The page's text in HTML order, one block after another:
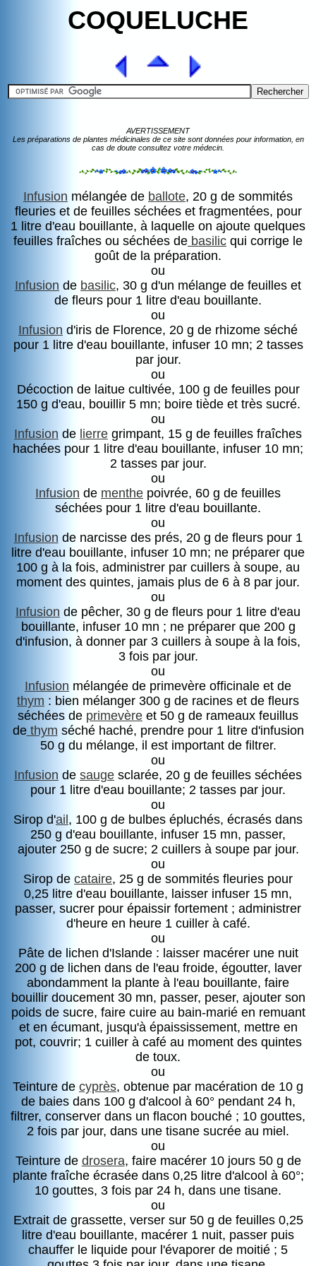
COQUELUCHE
AVERTISSEMENT
Les préparations de plantes médicinales de ce site sont données pour information, en
cas de doute consultez votre médecin.
Infusion mélangée de ballote, 20 g de sommités
fleuries et de feuilles séchées et fragmentées, pour
1 litre d'eau bouillante, à laquelle on ajoute quelques
feuilles fraîches ou séchées de basilic qui corrige le
goût de la préparation.
ou
Infusion de basilic, 30 g d'un mélange de feuilles et
de fleurs pour 1 litre d'eau bouillante.
ou
Infusion d'iris de Florence, 20 g de rhizome séché
pour 1 litre d'eau bouillante, infuser 10 mn; 2 tasses
par jour.
ou
Décoction de laitue cultivée, 100 g de feuilles pour
150 g d'eau, bouillir 5 mn; boire tiède et très sucré.
ou
Infusion de lierre grimpant, 15 g de feuilles fraîches
hachées pour 1 litre d'eau bouillante, infuser 10 mn;
2 tasses par jour.
ou
Infusion de menthe poivrée, 60 g de feuilles
séchées pour 1 litre d'eau bouillante.
ou
Infusion de narcisse des prés, 20 g de fleurs pour 1
litre d'eau bouillante, infuser 10 mn; ne préparer que
100 g à la fois, administrer par cuillers à soupe, au
moment des quintes, jamais plus de 6 à 8 par jour.
ou
Infusion de pêcher, 30 g de fleurs pour 1 litre d'eau
bouillante, infuser 10 mn ; ne préparer que 200 g
d'infusion, à donner par 3 cuillers à soupe à la fois,
3 fois par jour.
ou
Infusion mélangée de primevère officinale et de
thym : bien mélanger 300 g de racines et de fleurs
séchées de primevère et 50 g de rameaux feuillus
dethym séché haché, prendre pour 1 litre d'infusion
50 g du mélange, il est important de filtrer.
ou
Infusion de sauge sclarée, 20 g de feuilles séchées
pour 1 litre d'eau bouillante; 2 tasses par jour.
ou
Sirop d'ail , 100 g de bulbes épluchés, écrasés dans
250 g d'eau bouillante, infuser 15 mn, passer,
ajouter 250 g de sucre; 2 cuillers à soupe par jour.
ou
Sirop de cataire, 25 g de sommités fleuries pour
0,25 litre d'eau bouillante, laisser infuser 15 mn,
passer, sucrer pour épaissir fortement ; administrer
d'heure en heure 1 cuiller à café.
ou
Pâte de lichen d'Islande : laisser macérer une nuit
200 g de lichen dans de l'eau froide, égoutter, laver
abondamment la plante à l'eau bouillante, faire
bouillir doucement 30 mn, passer, peser, ajouter son
poids de sucre, faire cuire au bain-marié en remuant
et en écumant, jusqu'à épaississement, mettre en
pot, couvrir; 1 cuiller à café au moment des quintes
de toux.
ou
Teinture de cyprès, obtenue par macération de 10 g
de baies dans 100 g d'alcool à 60° pendant 24 h,
filtrer, conserver dans un flacon bouché ; 10 gouttes,
2 fois par jour, dans une tisane sucrée au miel.
ou
Teinture de drosera, faire macérer 10 jours 50 g de
plante fraîche écrasée dans 0,25 litre d'alcool à 60°;
10 gouttes, 3 fois par 24 h, dans une tisane.
ou
Extrait de grassette, verser sur 50 g de feuilles 0,25
litre d'eau bouillante, macérer 1 nuit, passer puis
chauffer le liquide pour l'évaporer de moitié ; 5